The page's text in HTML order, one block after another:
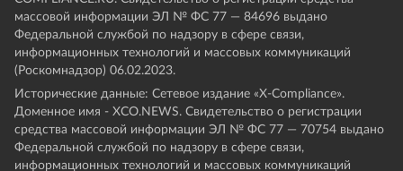
массовой информации ЭЛ № ФС 77 — 84696 выдано
Федеральной службой по надзору в сфере связи,
информационных технологий и массовых коммуникаций
(Роскомнадзор) 06.02.2023.
Исторические данные: Сетевое издание «Х-Compliance».
Доменное имя - XCO.NEWS. Свидетельство о регистрации
средства массовой информации ЭЛ № ФС 77 — 70754 выдано
Федеральной службой по надзору в сфере связи,
информационных технологий и массовых коммуникаций